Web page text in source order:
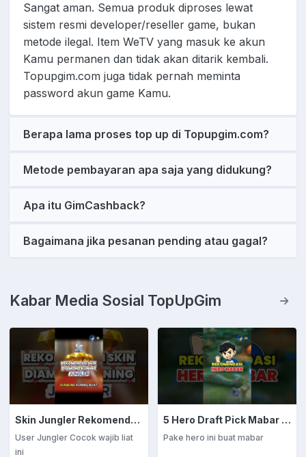
Sangat aman. Semua produk diproses lewat
sistem resmi developer/reseller game, bukan
metode ilegal. Item WeTV yang masuk ke akun
Kamu permanen dan tidak akan ditarik kembali.
Topupgim.com juga tidak pernah meminta
password akun game Kamu.
Berapa lama proses top up di Topupgim.com?
Metode pembayaran apa saja yang didukung?
Apa itu GimCashback?
Bagaimana jika pesanan pending atau gagal?
Kabar Media Sosial TopUpGim
Skin Jungler Rekomendasi Diamond Kuning
User Jungler Cocok wajib liat
ini
5 Hero Draft Pick Mabar Auto Win
Pake hero ini buat mabar